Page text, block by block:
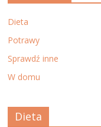
Dieta
Potrawy
Sprawdź inne
W domu
Dieta